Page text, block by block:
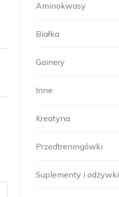
Aminokwasy
Białka
Gainery
Inne
Kreatyna
Przedtreningówki
Suplementy i odżywki